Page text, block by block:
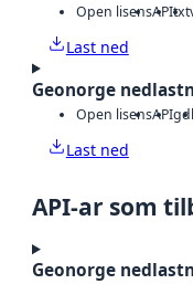
Open lisensAPItxt
Last ned
Geonorge
Open lisensAPI
Last ned
API-ar som
Geonorge